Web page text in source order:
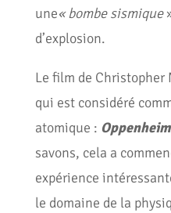
une« bombe sismique
d’explosion.
Le film de Christopher
qui est considéré
atomique :
savons, cela a
expérience
le domaine de la